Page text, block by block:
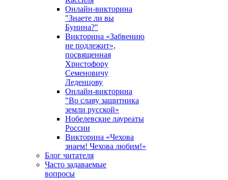
Онлайн-викторина
"Знаете ли вы
Бунина?"
Викторина «Забвению
не подлежит»,
посвященная
Христофору
Семеновичу
Леденцову
Онлайн-викторина
"Во славу защитника
земли русской»
Нобелевские лауреаты
России
Викторина «Чехова
знаем! Чехова любим!»
Блог читателя
Часто задаваемые
вопросы